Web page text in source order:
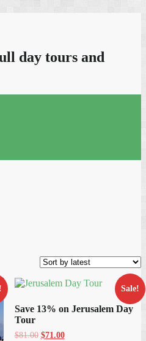
day tours and
Sale!
Save 13% on Jerusalem Day
Tour
$81.00 Original
$71.00Current